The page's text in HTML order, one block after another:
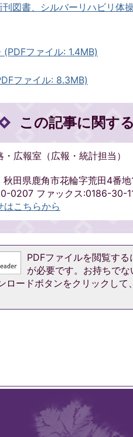
図書、シルバーリハビリ体
ファイル: 1.4MB)
ファイル: 8.3MB)
この記事に関す
広報室（広報・統計担当）
田県鹿角市花輪字荒田4番地
0207 ファックス:0186-30-
はこちらから
PDFファイルを閲覧す
が必要です。お持ちで
ロードボタンをクリックし